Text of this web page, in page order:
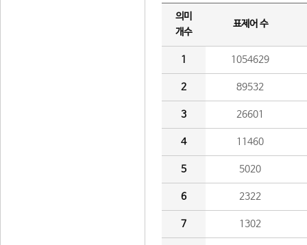
의미
개수
표제어 수
1 1054629
2 89532
3 26601
4 11460
5 5020
6 2322
7 1302